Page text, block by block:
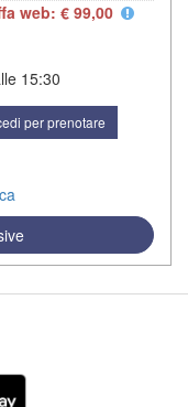
web: € 99,00
15:30
per prenotare